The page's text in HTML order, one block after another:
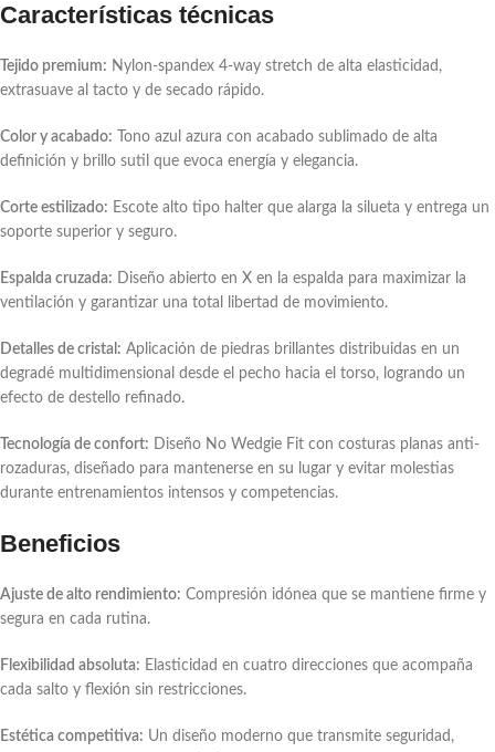
Características técnicas
Tejido premium: Nylon-spandex 4-way stretch de alta elasticidad,
extrasuave al tacto y de secado rápido.
Color y acabado: Tono azul azura con acabado sublimado de alta
definición y brillo sutil que evoca energía y elegancia.
Corte estilizado: Escote alto tipo halter que alarga la silueta y entrega un
soporte superior y seguro.
Espalda cruzada: Diseño abierto en X en la espalda para maximizar la
ventilación y garantizar una total libertad de movimiento.
Detalles de cristal: Aplicación de piedras brillantes distribuidas en un
degradé multidimensional desde el pecho hacia el torso, logrando un
efecto de destello refinado.
Tecnología de confort: Diseño No Wedgie Fit con costuras planas anti-
rozaduras, diseñado para mantenerse en su lugar y evitar molestias
durante entrenamientos intensos y competencias.
Beneficios
Ajuste de alto rendimiento: Compresión idónea que se mantiene firme y
segura en cada rutina.
Flexibilidad absoluta: Elasticidad en cuatro direcciones que acompaña
cada salto y flexión sin restricciones.
Estética competitiva: Un diseño moderno que transmite seguridad,